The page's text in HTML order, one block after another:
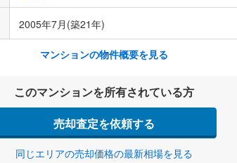
2005年7月(築21年)
マンションの物件概要を見る
このマンションを所有されている方
売却査定を依頼する
同じエリアの売却価格の最新相場を見る